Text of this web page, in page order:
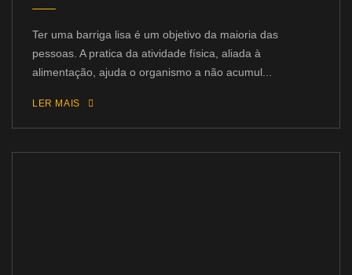
Ter uma barriga lisa é um objetivo da maioria das
pessoas. A pratica da atividade física, aliada à
alimentação, ajuda o organismo a não acumul...
LER MAIS